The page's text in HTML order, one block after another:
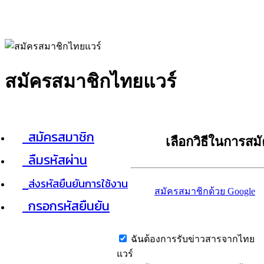
สมัครสมาชิกไทยแวร์
สมัครสมาชิก
ลืมรหัสผ่าน
ส่งรหัสยืนยันการใช้งาน
กรอกรหัสยืนยัน
เลือกวิธีในการส
สมัครสมาชิกด้วย Google
ฉันต้องการรับข่าวสารจากไทย
แวร์